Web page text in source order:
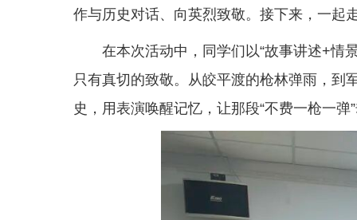
作与历史对话、向英烈致敬。接下来，一起
在本次活动中，同学们以“故事讲述+情
只有真切的致敬。从皎平渡的枪林弹雨，到
史，用表演唤醒记忆，让那段“不费一枪一